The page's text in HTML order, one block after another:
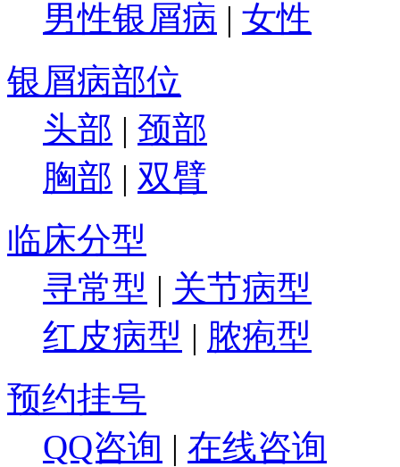
男性银屑病 | 女性
银屑病部位
头部 | 颈部
胸部 | 双臂
临床分型
寻常型 | 关节病型
红皮病型 | 脓疱型
预约挂号
QQ咨询 | 在线咨询